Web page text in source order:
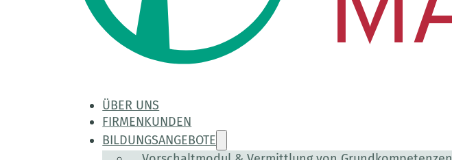
ÜBER UNS
FIRMENKUNDEN
BILDUNGSANGEBOTE